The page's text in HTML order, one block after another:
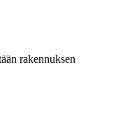
rakennuksen